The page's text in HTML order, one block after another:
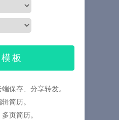
板
保存、分享转发。
简历。
页简历。